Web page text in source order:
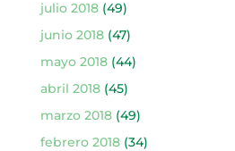
julio 2018(49)
junio 2018(47)
mayo 2018(44)
abril 2018(45)
marzo 2018(49)
febrero 2018(34)